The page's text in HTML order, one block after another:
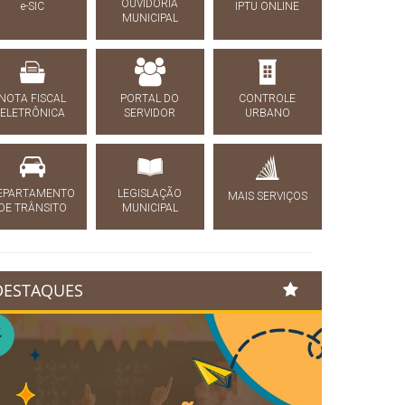
e-SIC
OUVIDORIA
MUNICIPAL
IPTU ONLINE
FISCAL
ELETRÔNICA
PORTAL DO
SERVIDOR
CONTROLE
URBANO
TRÂNSITO
LEGISLAÇÃO
MUNICIPAL
MAIS SERVIÇOS